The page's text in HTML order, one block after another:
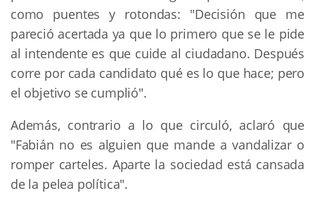
como puentes y rotondas: "Decisión que me
pareció acertada ya que lo primero que se le pide
al intendente es que cuide al ciudadano. Después
corre por cada candidato qué es lo que hace; pero
el objetivo se cumplió".
Además, contrario a lo que circuló, aclaró que
"Fabián no es alguien que mande a vandalizar o
romper carteles. Aparte la sociedad está cansada
de la pelea política".